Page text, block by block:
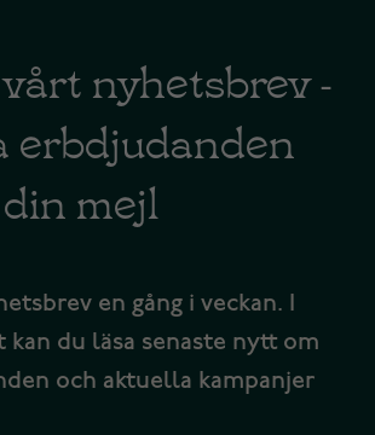
nyhetsbrev -
erbdjudanden
mejl
en gång i veckan. I
du läsa senaste nytt om
och aktuella kampanjer